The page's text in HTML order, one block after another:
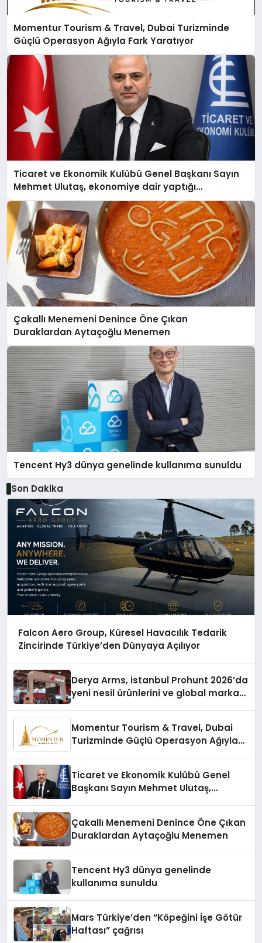
Momentur Tourism & Travel, Dubai Turizminde
Güçlü Operasyon Ağıyla Fark Yaratıyor
Ticaret ve Ekonomik Kulübü Genel Başkanı Sayın
Mehmet Ulutaş, ekonomiye dair yaptığı
açıklamada şunları kaydetti:
Çakallı Menemeni Denince Öne Çıkan
Duraklardan Aytaçoğlu Menemen
Tencent Hy3 dünya genelinde kullanıma sunuldu
Son Dakika
Falcon Aero Group, Küresel Havacılık Tedarik
Zincirinde Türkiye’den Dünyaya Açılıyor
Derya Arms, İstanbul Prohunt 2026’da
yeni nesil ürünlerini ve global marka
Momentur Tourism & Travel, Dubai
Turizminde Güçlü Operasyon Ağıyla
Ticaret ve Ekonomik Kulübü Genel
Başkanı Sayın Mehmet Ulutaş,
Çakallı Menemeni Denince Öne Çıkan
Duraklardan Aytaçoğlu Menemen
Tencent Hy3 dünya genelinde
kullanıma sunuldu
Mars Türkiye’den “Köpeğini İşe Götür
Haftası” çağrısı